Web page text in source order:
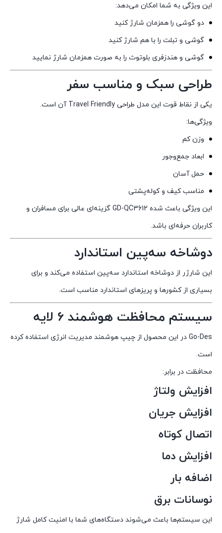
این ویژگی به شما امکان می‌دهد:
دو گوشی را همزمان شارژ کنید
گوشی و تبلت را با هم شارژ کنید
گوشی و هندزفری بلوتوث را به صورت همزمان شارژ نمایید
طراحی سبک و مناسب سفر
یکی از نقاط قوت این مدل طراحی Travel Friendly آن است.
ویژگی‌ها:
وزن کم
ابعاد جمع‌وجور
حمل آسان
مناسب کیف و کوله‌پشتی
این ویژگی باعث شده GD-QC3612 گزینه‌ای عالی برای مسافران و
کاربران حرفه‌ای باشد.
دوشاخه سه‌پین استاندارد
این شارژر از دوشاخه استاندارد سه‌پین استفاده می‌کند و برای
بسیاری از کشورها و پریزهای استاندارد مناسب است.
سیستم محافظت هوشمند 6 لایه
Go-Des در این محصول از چیپ هوشمند مدیریت انرژی استفاده کرده
است.
محافظت در برابر:
افزایش ولتاژ
افزایش جریان
اتصال کوتاه
افزایش دما
اضافه بار
نوسانات برق
این سیستم‌ها باعث می‌شوند دستگاه‌های شما با امنیت کامل شارژ